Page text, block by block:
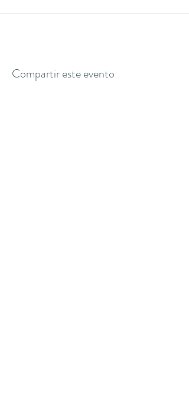
Compartir este evento